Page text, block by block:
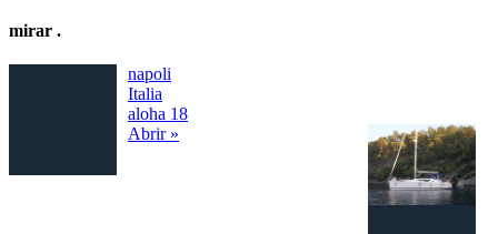
mirar .
napoli
Italia
aloha 18
Abrir »